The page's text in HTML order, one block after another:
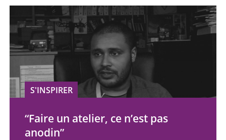
S'INSPIRER
“Faire un atelier, ce n’est pas
anodin”